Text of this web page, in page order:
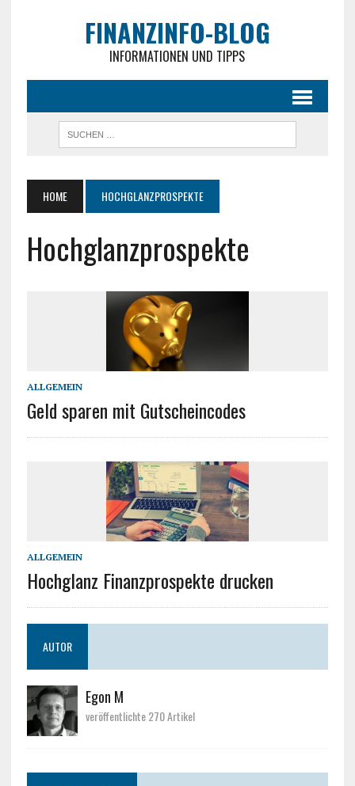
FINANZINFO-BLOG
INFORMATIONEN UND TIPPS
HOME HOCHGLANZPROSPEKTE
Hochglanzprospekte
ALLGEMEIN
Geld sparen mit Gutscheincodes
ALLGEMEIN
Hochglanz Finanzprospekte drucken
AUTOR
Egon M
veröffentlichte 270 Artikel